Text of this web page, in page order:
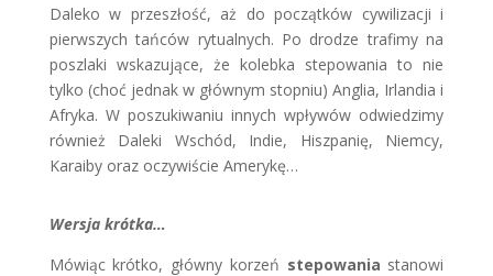
Daleko w przeszłość, aż do początków cywilizacji i
pierwszych tańców rytualnych. Po drodze trafimy na
poszlaki wskazujące, że kolebka stepowania to nie
tylko (choć jednak w głównym stopniu) Anglia, Irlandia i
Afryka. W poszukiwaniu innych wpływów odwiedzimy
również Daleki Wschód, Indie, Hiszpanię, Niemcy,
Karaiby oraz oczywiście Amerykę…
Wersja krótka…
Mówiąc krótko, główny korzeń stepowania stanowi